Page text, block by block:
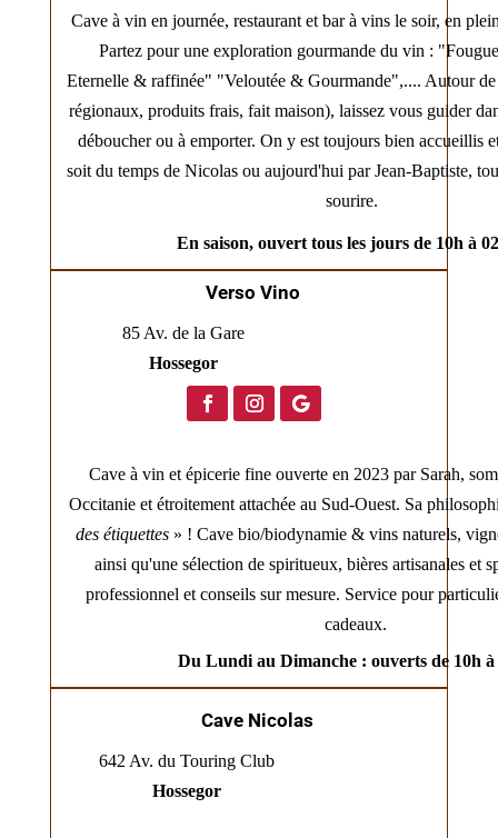
Cave à vin en journée, restaurant et bar à vins le soir, en
Partez pour une exploration gourmande du vin :
Eternelle & raffinée" "Veloutée & Gourmande",.... Autour de
régionaux, produits frais, fait maison), laissez vous guider
déboucher ou à emporter. On y est toujours bien accueillis
soit du temps de Nicolas ou aujourd'hui par Jean-Baptiste,
sourire.
En saison, ouvert tous les jours de 10h à
Verso Vino
85 Av. de la Gare
Hossegor
Cave à vin et épicerie fine ouverte en 2023 par Sarah,
Occitanie et étroitement attachée au Sud-Ouest. Sa
des étiquettes » ! Cave bio/biodynamie & vins naturels,
ainsi qu'une sélection de spiritueux, bières artisanales et
professionnel et conseils sur mesure. Service pour
cadeaux.
Du Lundi au Dimanche : ouverts de 10h à
Cave Nicolas
642 Av. du Touring Club
Hossegor